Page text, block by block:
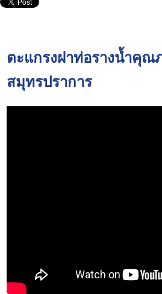
ตะแกรงฝาท่อรางน้ำคุณ
สมุทรปราการ